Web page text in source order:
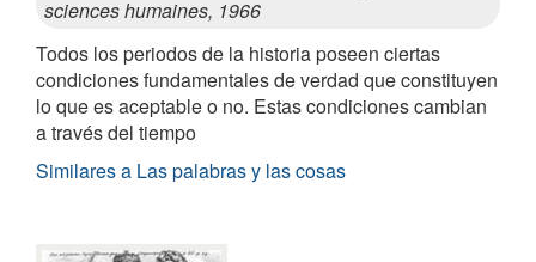
sciences humaines, 1966
Todos los periodos de la historia poseen ciertas
condiciones fundamentales de verdad que constituyen
lo que es aceptable o no. Estas condiciones cambian
a través del tiempo
Similares a Las palabras y las cosas